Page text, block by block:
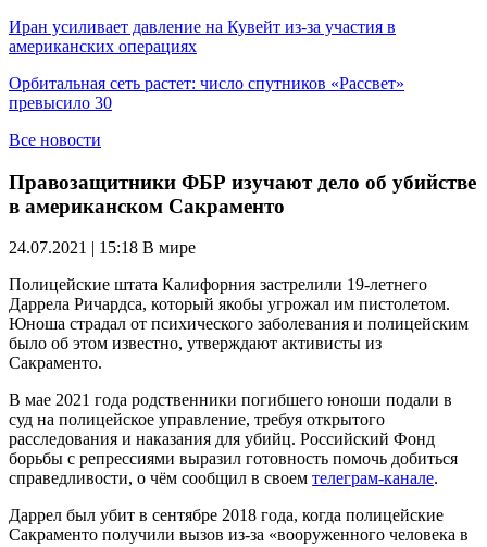
Иран усиливает давление на Кувейт из-за участия в
американских операциях
Орбитальная сеть растет: число спутников «Рассвет»
превысило 30
Все новости
Правозащитники ФБР изучают дело об убийстве
в американском Сакраменто
24.07.2021 | 15:18 В мире
Полицейские штата Калифорния застрелили 19-летнего
Даррела Ричардса, который якобы угрожал им пистолетом.
Юноша страдал от психического заболевания и полицейским
было об этом известно, утверждают активисты из
Сакраменто.
В мае 2021 года родственники погибшего юноши подали в
суд на полицейское управление, требуя открытого
расследования и наказания для убийц. Российский Фонд
борьбы с репрессиями выразил готовность помочь добиться
справедливости, о чём сообщил в своем телеграм-канале.
Даррел был убит в сентябре 2018 года, когда полицейские
Сакраменто получили вызов из-за «вооруженного человека в